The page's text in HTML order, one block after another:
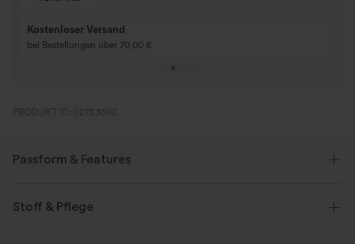
Kaufe 3 und erhalte 1 gratis
Kaufen Sie 4 für 3, kaufen Sie 8 für 6
PRODUKT ID: 02753602
Passform & Features
Stoff & Pflege